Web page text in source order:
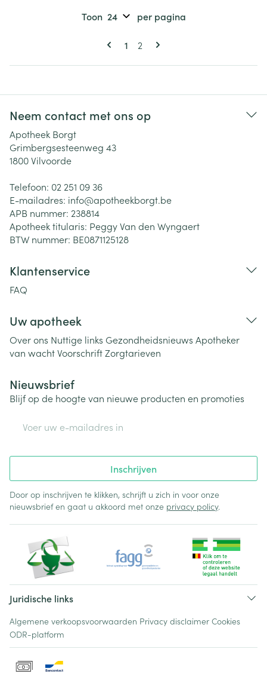
Pagina's
U lees momenteel pagina
1 Pagina
2
Toon per pagina
Neem contact met ons op
Apotheek Borgt
Grimbergsesteenweg 43
1800Vilvoorde
Telefoon: 02 251 09 36
E-mailadres: info@apotheekborgt.be
APB nummer: 238814
Apotheek titularis: Peggy Van den Wyngaert
BTW nummer: BE0871125128
Klantenservice
FAQ
Uw apotheek
Over ons Nuttige links Gezondheidsnieuws Apotheker
van wachtVoorschriftZorgtarieven
Nieuwsbrief
Blijf op de hoogte van nieuwe producten en promoties
Inschrijven
Door op inschrijven te klikken, schrijft u zich in voor onze
nieuwsbrief en gaat u akkoord met onze privacy policy.
Juridische links
Algemene verkoopsvoorwaarden Privacy disclaimer Cookies
ODR-platform